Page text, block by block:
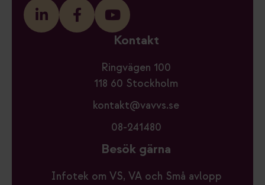
Kontakt
Ringvägen 100
118 60 Stockholm
kontakt@vavvs.se
08-241480
Besök gärna
Infotek om VS, VA och Små avlopp